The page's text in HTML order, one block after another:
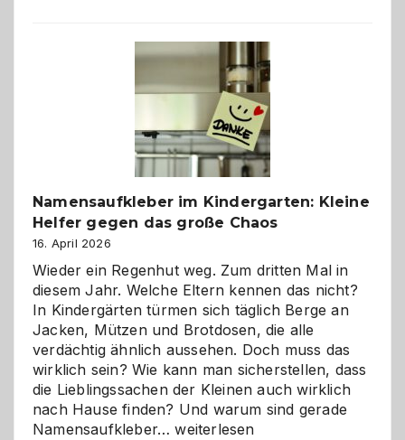
wann
ist
eine
Hundepension
die
richtige
Namensaufkleber im Kindergarten: Kleine
Helfer gegen das große Chaos
16. April 2026
Wieder ein Regenhut weg. Zum dritten Mal in
diesem Jahr. Welche Eltern kennen das nicht?
In Kindergärten türmen sich täglich Berge an
Jacken, Mützen und Brotdosen, die alle
verdächtig ähnlich aussehen. Doch muss das
wirklich sein? Wie kann man sicherstellen, dass
die Lieblingssachen der Kleinen auch wirklich
nach Hause finden? Und warum sind gerade
Namensaufkleber…Namensaufkleber
weiterlesen